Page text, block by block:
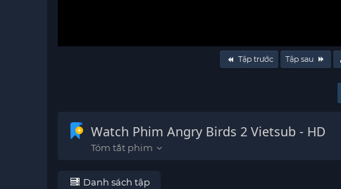
Tập trước Tập sau
Watch Phim Angry Birds 2 Vietsub - HD
Danh sách tập